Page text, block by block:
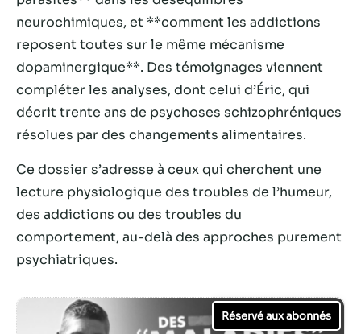
neurochimiques, et **comment les addictions
reposent toutes sur le même mécanisme
dopaminergique**. Des témoignages viennent
compléter les analyses, dont celui d’Éric, qui
décrit trente ans de psychoses schizophréniques
résolues par des changements alimentaires.
Ce dossier s’adresse à ceux qui cherchent une
lecture physiologique des troubles de l’humeur,
des addictions ou des troubles du
comportement, au-delà des approches purement
psychiatriques.
Nécessaire
Ces cookies ne
sont pas
sont
nécessaires au
fonctionnement
du site Web.
puissions
améliorer la